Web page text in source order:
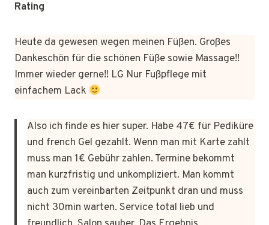
Rating
Heute da gewesen wegen meinen Füßen. Großes
Dankeschön für die schönen Füße sowie Massage!!
Immer wieder gerne!! LG Nur Fußpflege mit
einfachem Lack
Also ich finde es hier super. Habe 47€ für Pediküre
und french Gel gezahlt. Wenn man mit Karte zahlt
muss man 1€ Gebühr zahlen. Termine bekommt
man kurzfristig und unkompliziert. Man kommt
auch zum vereinbarten Zeitpunkt dran und muss
nicht 30min warten. Service total lieb und